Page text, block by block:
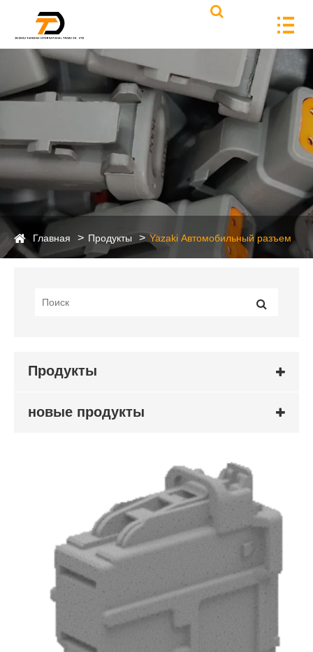
Главная Продукты Yazaki Автомобильный разъем
Продукты
новые продукты